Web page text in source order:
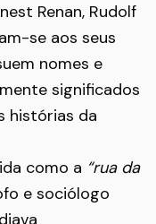
Renan, Rudolf
se aos seus
nomes e
significados
histórias da
como a “rua da
e sociólogo